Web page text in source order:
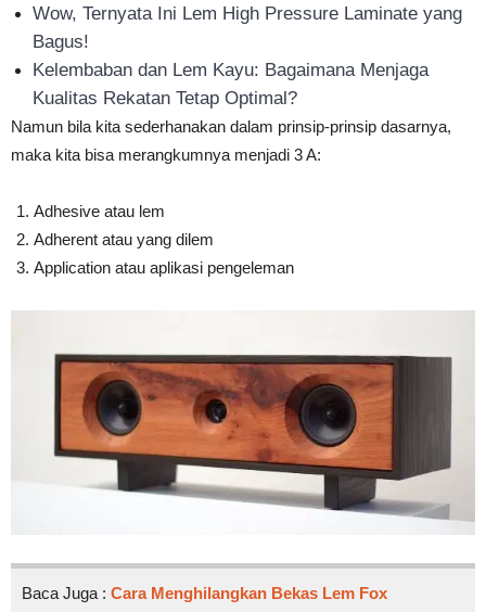
Wow, Ternyata Ini Lem High Pressure Laminate yang
Bagus!
Kelembaban dan Lem Kayu: Bagaimana Menjaga
Kualitas Rekatan Tetap Optimal?
Namun bila kita sederhanakan dalam prinsip-prinsip dasarnya,
maka kita bisa merangkumnya menjadi 3 A:
Adhesive atau lem
Adherent atau yang dilem
Application atau aplikasi pengeleman
Baca Juga : Cara Menghilangkan Bekas Lem Fox